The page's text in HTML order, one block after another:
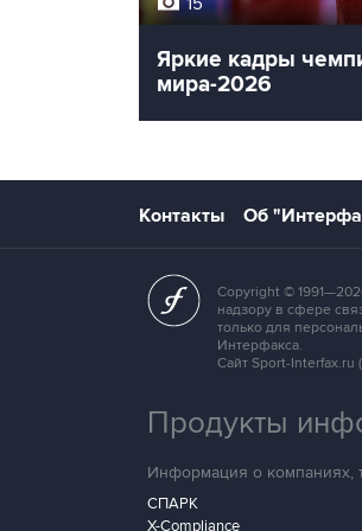
Яркие кадры
мира-2026
Контакты Об
Copyright ©
надзору в сфере
только для
Интерфакса.
Сайт Sport-
Продукты
Информация о компаниях,
СПАРК
X-Compliance